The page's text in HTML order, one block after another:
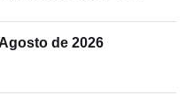
de 2026